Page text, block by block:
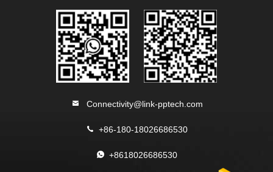
Connectivity@link-pptech.com
+86-180-18026686530
+8618026686530